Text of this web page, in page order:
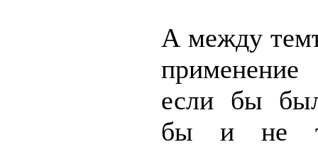
А между
применение
если бы
бы и не